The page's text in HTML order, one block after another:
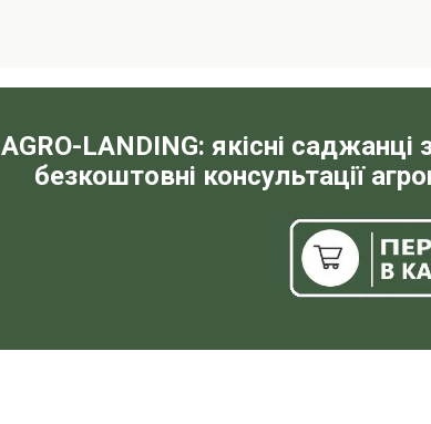
AGRO-LANDING: якісні
безкоштовні консультації